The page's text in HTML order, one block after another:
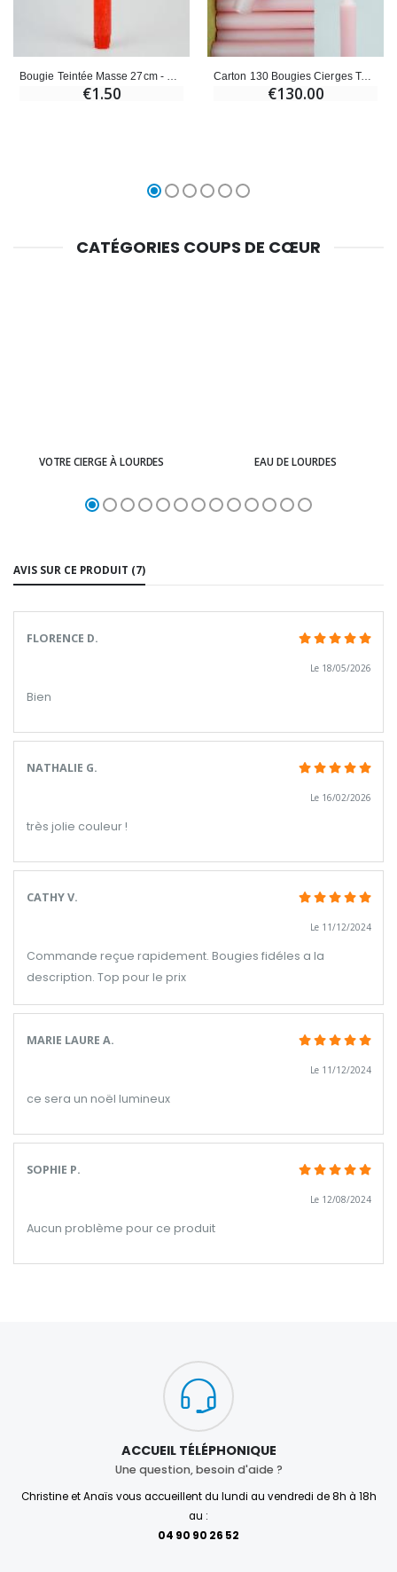
€1.50
Carton 130 Bougies Cierges Teintées Masse Rose Pâle
€130.00
CATÉGORIES COUPS DE CŒUR
VOTRE CIERGE À LOURDES EAU DE LOURDES
AVIS SUR CE PRODUIT (7)
FLORENCE D.
Le 18/05/2026
Bien
NATHALIE G.
Le 16/02/2026
très jolie couleur !
CATHY V.
Le 11/12/2024
Commande reçue rapidement. Bougies fidéles a la
description. Top pour le prix
MARIE LAURE A.
Le 11/12/2024
ce sera un noël lumineux
SOPHIE P.
Le 12/08/2024
Aucun problème pour ce produit
ACCUEIL TÉLÉPHONIQUE
Une question, besoin d'aide ?
Christine et Anaïs vous accueillent du lundi au vendredi de 8h à 18h
au :
04 90 90 26 52